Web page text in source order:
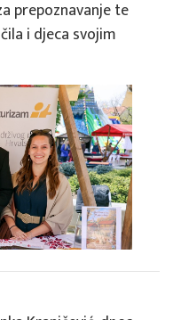
prepoznavanje te
i djeca svojim